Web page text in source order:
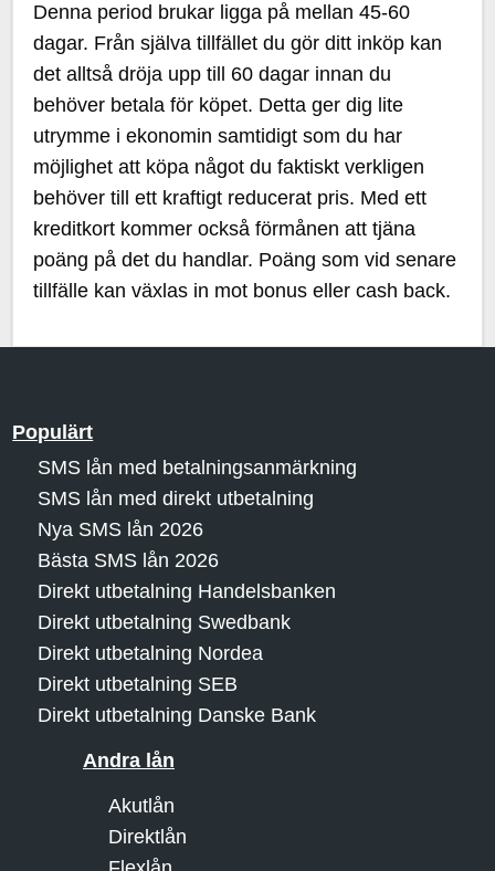
Denna period brukar ligga på mellan 45-60
dagar. Från själva tillfället du gör ditt inköp kan
det alltså dröja upp till 60 dagar innan du
behöver betala för köpet. Detta ger dig lite
utrymme i ekonomin samtidigt som du har
möjlighet att köpa något du faktiskt verkligen
behöver till ett kraftigt reducerat pris. Med ett
kreditkort kommer också förmånen att tjäna
poäng på det du handlar. Poäng som vid senare
tillfälle kan växlas in mot bonus eller cash back.
Populärt
SMS lån med betalningsanmärkning
SMS lån med direkt utbetalning
Nya SMS lån 2026
Bästa SMS lån 2026
Direkt utbetalning Handelsbanken
Direkt utbetalning Swedbank
Direkt utbetalning Nordea
Direkt utbetalning SEB
Direkt utbetalning Danske Bank
Andra lån
Akutlån
Direktlån